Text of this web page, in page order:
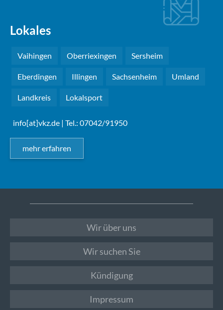
Lokales
Vaihingen Oberriexingen Sersheim
Eberdingen Illingen Sachsenheim Umland
Landkreis Lokalsport
info[at]vkz.de | Tel.: 07042/91950
mehr erfahren
Wir über uns
Wir suchen Sie
Kündigung
Impressum